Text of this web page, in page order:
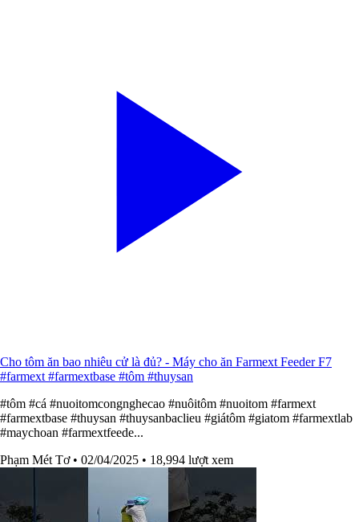
Cho tôm ăn bao nhiêu cử là đủ? - Máy cho ăn Farmext Feeder F7
#farmext #farmextbase #tôm #thuysan
#tôm #cá #nuoitomcongnghecao #nuôitôm #nuoitom #farmext
#farmextbase #thuysan #thuysanbaclieu #giátôm #giatom #farmextlab
#maychoan #farmextfeede...
Phạm Mét Tơ • 02/04/2025 • 18,994 lượt xem